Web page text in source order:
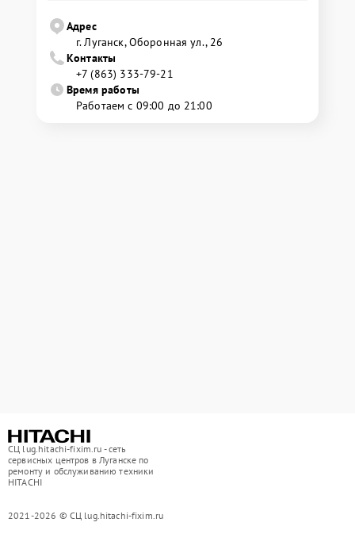
Адрес
г. Луганск, Оборонная ул., 26
Контакты
+7 (863) 333-79-21
Время работы
Работаем с 09:00 до 21:00
СЦ lug.hitachi-fixim.ru - сеть
сервисных центров в Луганске по
ремонту и обслуживанию техники
HITACHI
2021-2026 © СЦ lug.hitachi-fixim.ru